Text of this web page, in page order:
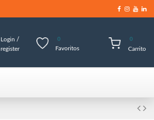
Login /
register
0
Favoritos
0
Carrito